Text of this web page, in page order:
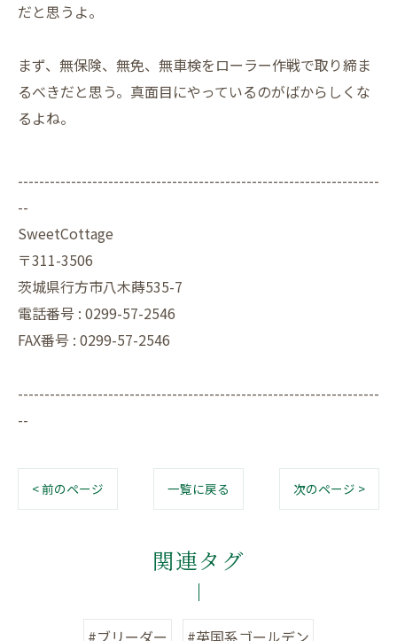
だと思うよ。
まず、無保険、無免、無車検をローラー作戦で取り締ま
るべきだと思う。真面目にやっているのがばからしくな
るよね。
--------------------------------------------------------------------
--
SweetCottage
〒311-3506
茨城県行方市八木蒔535-7
電話番号 : 0299-57-2546
FAX番号 : 0299-57-2546
--------------------------------------------------------------------
--
< 前のページ 一覧に戻る 次のページ >
関連タグ
#ブリーダー #英国系ゴールデン